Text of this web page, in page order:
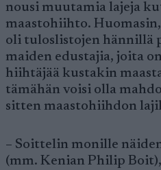
nousi muutamia lajeja
maastohiihto.
oli tuloslistojen hännillä
maiden edustajia, joita
hiihtäjää kustakin
tämähän voisi olla
sitten maastohiihdon
– Soittelin monille
(mm. Kenian Philip